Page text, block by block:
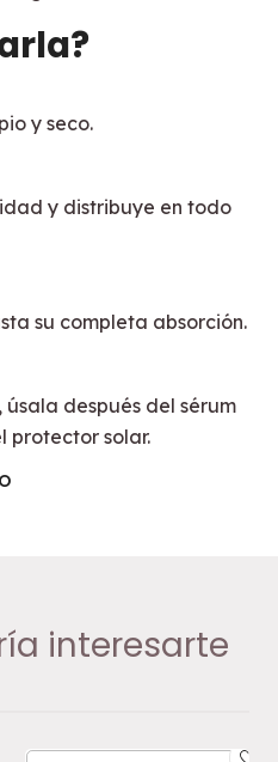
y seco.
y distribuye en todo
su completa absorción.
después del sérum
protector solar.
interesarte